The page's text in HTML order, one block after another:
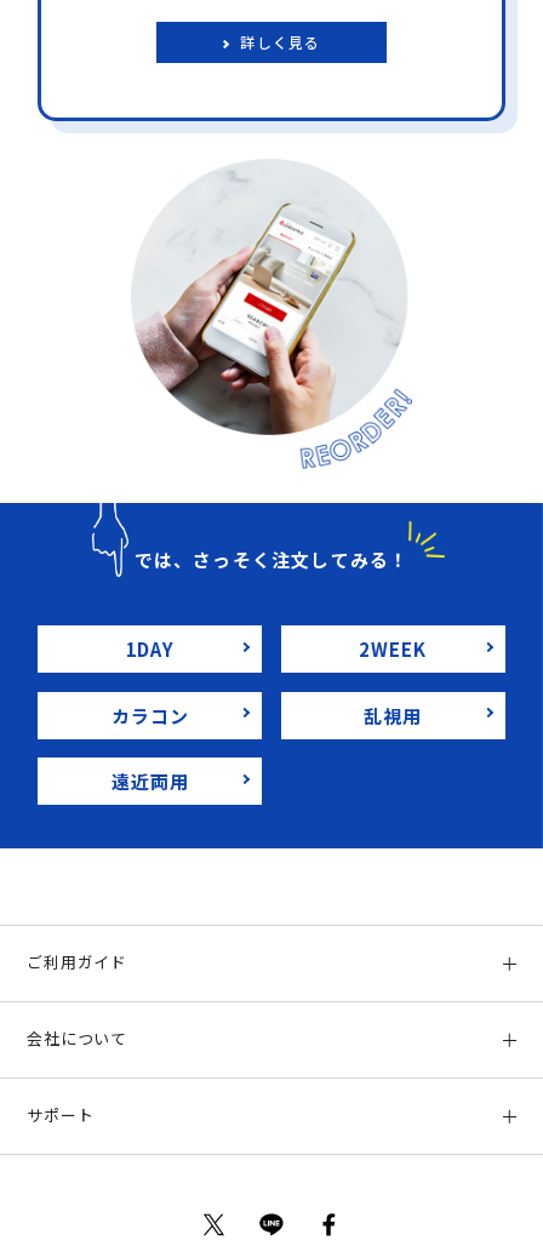
詳しく見る
では、さっそく注文してみる！
1DAY 2WEEK
カラコン 乱視用
遠近両用
ご利用ガイド
お支払い方法、配送について
返品について
会社について
サポート